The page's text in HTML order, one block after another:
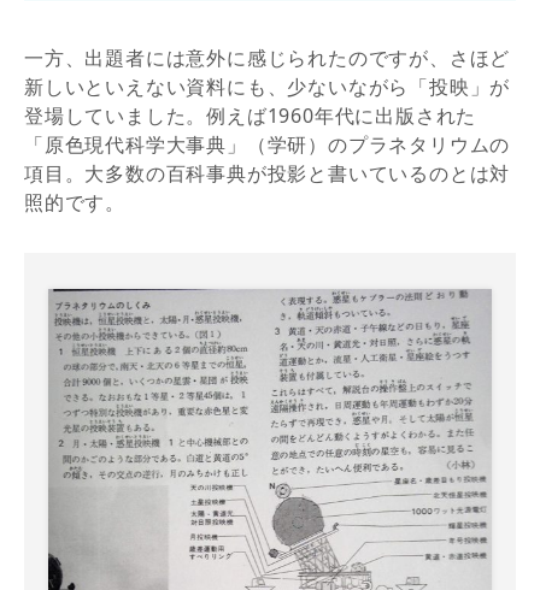
一方、出題者には意外に感じられたのですが、さほど
新しいといえない資料にも、少ないながら「投映」が
登場していました。例えば1960年代に出版された
「原色現代科学大事典」（学研）のプラネタリウムの
項目。大多数の百科事典が投影と書いているのとは対
照的です。